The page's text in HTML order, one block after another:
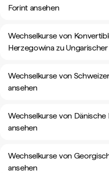
Forint ansehen
Wechselkurse von
Herzegowina zu
Wechselkurse von
ansehen
Wechselkurse von
ansehen
Wechselkurse von
ansehen